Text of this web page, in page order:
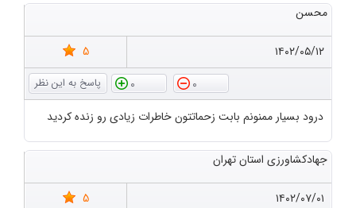
محسن
۱۴۰۲/۰۵/۱۲
5
0
0
درود بسیار ممنونم بابت زحماتتون خاطرات زیادی رو زنده کردید
جهادکشاورزی استان تهران
۱۴۰۲/۰۷/۰۱
5